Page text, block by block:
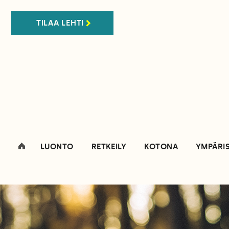
TILAA LEHTI
LUONTO RETKEILY KOTONA